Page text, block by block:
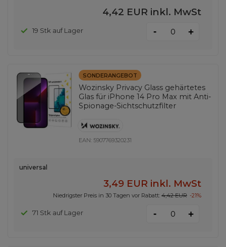
4,42 EUR inkl. MwSt
19 Stk auf Lager - +
SONDERANGEBOT
Wozinsky Privacy Glass gehärtetes
Glas für iPhone 14 Pro Max mit Anti-
Spionage-Sichtschutzfilter
EAN: 5907769320231
universal
3,49 EUR inkl. MwSt
Niedrigster Preis in 30 Tagen vor Rabatt: 4,42 EUR -21%
71 Stk auf Lager - +